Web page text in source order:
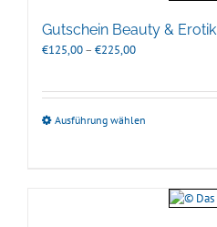
Gutschein Beauty & Erotik
€125,00– €225,00Preisspanne:
€225,00
Ausführung wählen